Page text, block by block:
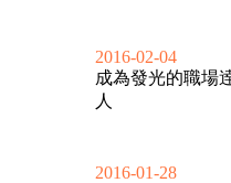
2016-02-04
成為發光的職場
人
2016-01-28